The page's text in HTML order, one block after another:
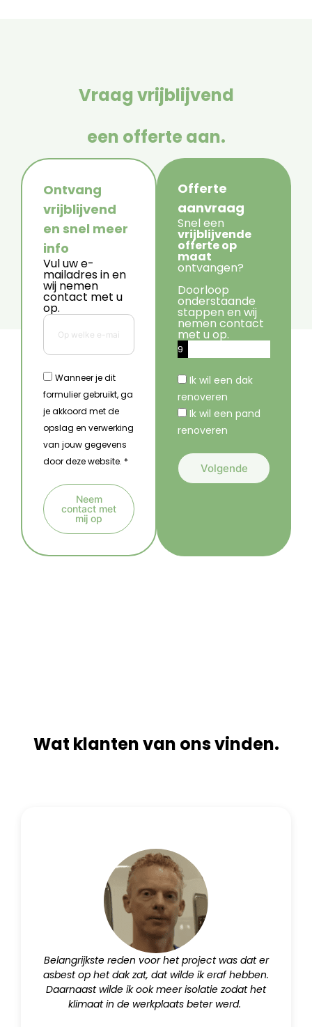
Vraag vrijblijvend
een offerte aan.
Ontvang
vrijblijvend
en snel meer
info
Vul uw e-
mailadres in en
wij nemen
contact met u
op.
Wanneer je dit
formulier gebruikt, ga
je akkoord met de
opslag en verwerking
van jouw gegevens
door deze website. *
Neem
contact met
mij op
l
Offerte
aanvraag
Snel een
vrijblijvende
offerte op
maat
ontvangen?
Doorloop
onderstaande
stappen en wij
nemen contact
met u op.
9
Ik wil een dak
renoveren
Ik wil een pand
renoveren
Volgende
r
Wat klanten van ons vinden.
Belangrijkste reden voor het project was dat er
asbest op het dak zat, dat wilde ik eraf hebben.
Daarnaast wilde ik ook meer isolatie zodat het
klimaat in de werkplaats beter werd.